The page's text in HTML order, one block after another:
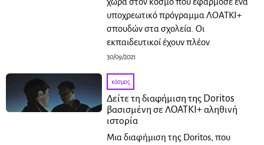
υποχρεωτικό πρόγραμμα ΛΟΑΤΚΙ+
σπουδών στα σχολεία. Οι
εκπαιδευτικοί έχουν πλέον
30/09/2021
κόσμος
Δείτε τη διαφήμιση της Doritos
βασισμένη σε ΛΟΑΤΚΙ+ αληθινή
ιστορία
Μια διαφήμιση της Doritos, που